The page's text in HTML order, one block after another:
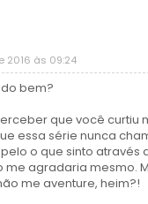
2016 às 09:24
bem?
que você curtiu
essa série nunca
o que sinto através
me agradaria mesmo.
me aventure, heim?!